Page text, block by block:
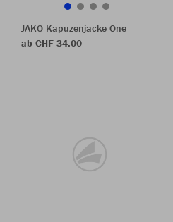
JAKO Kapuzenjacke One
ab CHF 34.00